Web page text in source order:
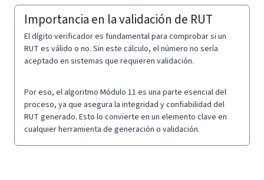
Importancia en la validación de RUT
El dígito verificador es fundamental para comprobar si un
RUT es válido o no. Sin este cálculo, el número no sería
aceptado en sistemas que requieren validación.
Por eso, el algoritmo Módulo 11 es una parte esencial del
proceso, ya que asegura la integridad y confiabilidad del
RUT generado. Esto lo convierte en un elemento clave en
cualquier herramienta de generación o validación.